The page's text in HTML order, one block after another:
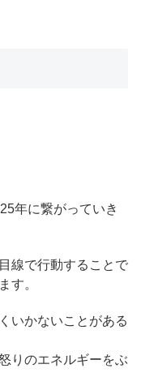
年に繋がっていき
線で行動することで
す。
いかないことがある
りのエネルギーをぶ